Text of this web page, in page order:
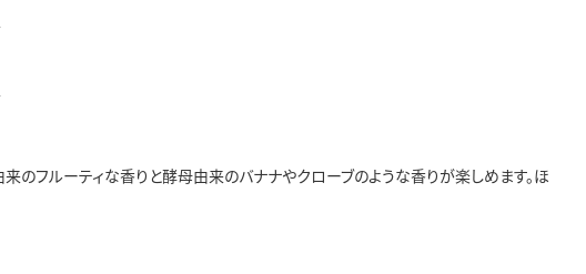
のフルーティな香りと酵母由来のバナナやクローブのような香りが楽しめます。ほ